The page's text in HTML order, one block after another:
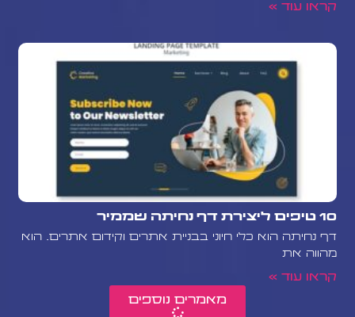
קראו עוד »
10 טיפים ליצירת דף נחיתה שממיר
דף נחיתה הוא כלי חיוני בבניית אתרים וקידום אתרים. הוא
מהווה את
קראו עוד »
מאמרים נוספים